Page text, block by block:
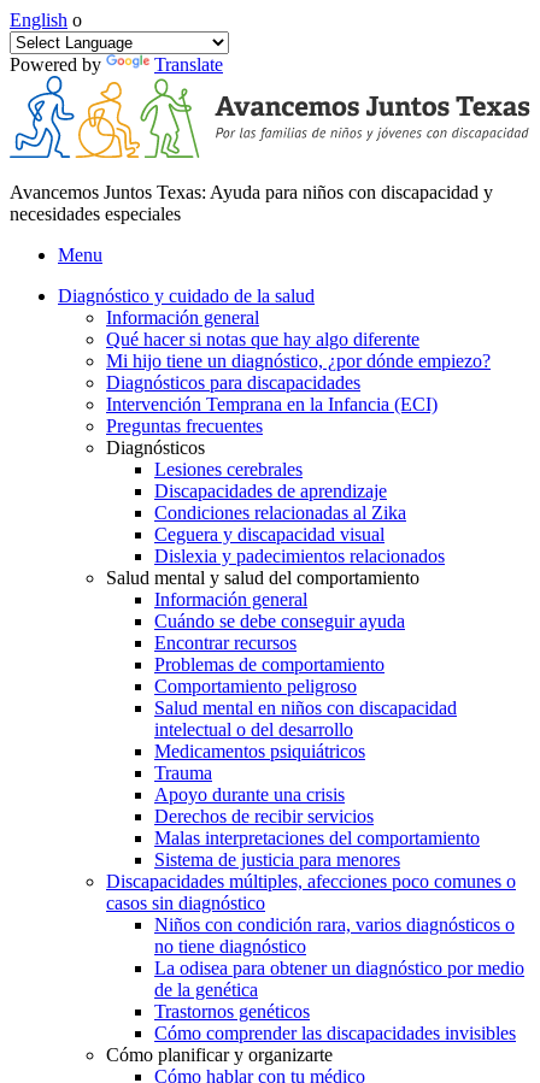
English o
Powered by Translate
Avancemos Juntos Texas: Ayuda para niños con discapacidad y
necesidades especiales
Menu
Diagnóstico y cuidado de la salud
Información general
Qué hacer si notas que hay algo diferente
Mi hijo tiene un diagnóstico, ¿por dónde empiezo?
Diagnósticos para discapacidades
Intervención Temprana en la Infancia (ECI)
Preguntas frecuentes
Diagnósticos
Lesiones cerebrales
Discapacidades de aprendizaje
Condiciones relacionadas al Zika
Ceguera y discapacidad visual
Dislexia y padecimientos relacionados
Salud mental y salud del comportamiento
Información general
Cuándo se debe conseguir ayuda
Encontrar recursos
Problemas de comportamiento
Comportamiento peligroso
Salud mental en niños con discapacidad
intelectual o del desarrollo
Medicamentos psiquiátricos
Trauma
Apoyo durante una crisis
Derechos de recibir servicios
Malas interpretaciones del comportamiento
Sistema de justicia para menores
Discapacidades múltiples, afecciones poco comunes o
casos sin diagnóstico
Niños con condición rara, varios diagnósticos o
no tiene diagnóstico
La odisea para obtener un diagnóstico por medio
de la genética
Trastornos genéticos
Cómo comprender las discapacidades invisibles
Cómo planificar y organizarte
Cómo hablar con tu médico